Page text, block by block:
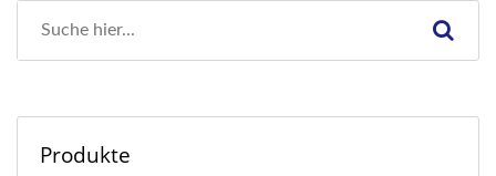
Produkte